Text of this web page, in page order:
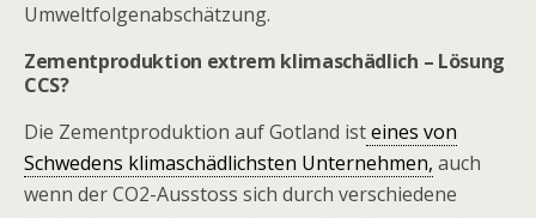
Umweltfolgenabschätzung.
Zementproduktion extrem klimaschädlich – Lösung
CCS?
Die Zementproduktion auf Gotland isteines von
Schwedens klimaschädlichsten Unternehmen, auch
wenn der CO2-Ausstoss sich durch verschiedene